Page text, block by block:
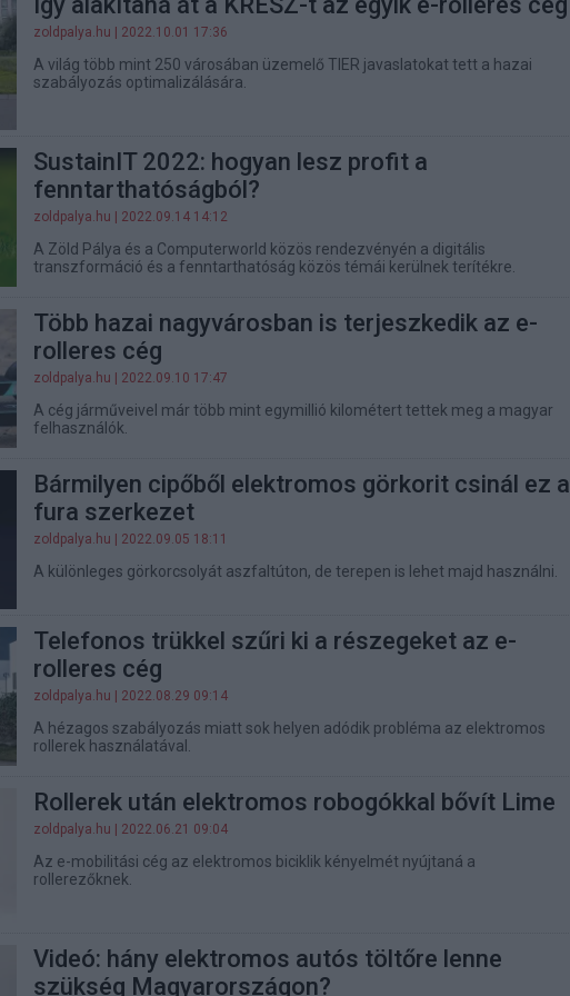
zoldpalya.hu | 2022.10.01 17:36
A világ több mint 250 városában üzemelő TIER javaslatokat tett a hazai
szabályozás optimalizálására.
SustainIT 2022: hogyan lesz profit a
fenntarthatóságból?
zoldpalya.hu | 2022.09.14 14:12
A Zöld Pálya és a Computerworld közös rendezvényén a digitális
transzformáció és a fenntarthatóság közös témái kerülnek terítékre.
Több hazai nagyvárosban is terjeszkedik az e-
rolleres cég
zoldpalya.hu | 2022.09.10 17:47
A cég járműveivel már több mint egymillió kilométert tettek meg a magyar
felhasználók.
Bármilyen cipőből elektromos görkorit csinál ez a
fura szerkezet
zoldpalya.hu | 2022.09.05 18:11
A különleges görkorcsolyát aszfaltúton, de terepen is lehet majd használni.
Telefonos trükkel szűri ki a részegeket az e-
rolleres cég
zoldpalya.hu | 2022.08.29 09:14
A hézagos szabályozás miatt sok helyen adódik probléma az elektromos
rollerek használatával.
Rollerek után elektromos robogókkal bővít Lime
zoldpalya.hu | 2022.06.21 09:04
Az e-mobilitási cég az elektromos biciklik kényelmét nyújtaná a
rollerezőknek.
Videó: hány elektromos autós töltőre lenne
szükség Magyarországon?